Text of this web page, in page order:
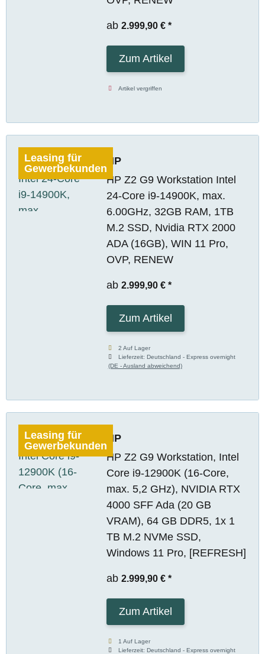
ab 2.999,90 € *
Zum Artikel
Artikel vergriffen
Leasing für
Gewerbekunden
HP
HP Z2 G9 Workstation Intel
24-Core i9-14900K, max.
6.00GHz, 32GB RAM, 1TB
M.2 SSD, Nvidia RTX 2000
ADA (16GB), WIN 11 Pro,
OVP, RENEW
ab 2.999,90 € *
Zum Artikel
2 Auf Lager
Lieferzeit:Deutschland - Express overnight
(DE - Ausland abweichend)
Leasing für
Gewerbekunden
HP
HP Z2 G9 Workstation, Intel
Core i9-12900K (16-Core,
max. 5,2 GHz), NVIDIA RTX
4000 SFF Ada (20 GB
VRAM), 64 GB DDR5, 1x 1
TB M.2 NVMe SSD,
Windows 11 Pro, [REFRESH]
ab 2.999,90 € *
Zum Artikel
1 Auf Lager
Lieferzeit:Deutschland - Express overnight